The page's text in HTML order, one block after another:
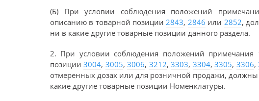
(Б) При условии соблюдения положений
описанию в товарной позиции2843, 2846 или 2852,
ни в какие другие товарные позиции данного раздела.
2. При условии соблюдения положений
позиции3004, 3005,3006, 3212,3303, 3304,3305, 3306,
отмеренных дозах или для розничной продажи,
какие другие товарные позиции Номенклатуры.